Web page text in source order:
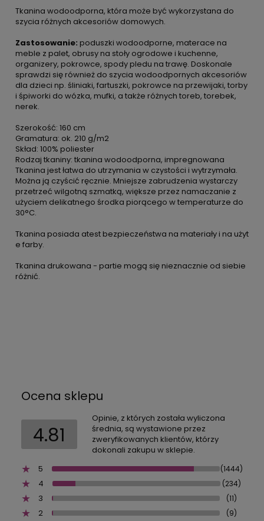
Tkanina wodoodporna, która może być wykorzystana do
szycia różnych akcesoriów domowych.
Zastosowanie: poduszki wodoodporne, materace na
meble z palet, obrusy na stoły ogrodowe i kuchenne,
organizery, pokrowce, spody pledu na trawę. Doskonale
sprawdzi się również do szycia wodoodpornych akcesoriów
dla dzieci np. śliniaki, fartuszki, pokrowce na przewijaki, torby
i śpiworki do wózka, mufki, a także różnych toreb, torebek,
nerek.
Szerokość: 160 cm
Gramatura: ok. 210 g/m2
Skład: 100% poliester
Rodzaj tkaniny: tkanina wodoodporna, impregnowana
Tkanina jest łatwa do utrzymania w czystości i wytrzymała.
Można ją czyścić ręcznie. Mniejsze zabrudzenia wystarczy
przetrzeć wilgotną szmatką, większe przez namaczanie z
użyciem delikatnego środka piorącego w temperaturze do
30°C.
Tkanina posiada atest bezpieczeństwa na materiały i na użyt
e farby.
Tkanina drukowana - partie mogą się nieznacznie od siebie
różnić.
Ocena sklepu
4.81
Opinie, z których została wyliczona
średnia, są wystawione przez
zweryfikowanych klientów, którzy
dokonali zakupu w sklepie.
5
(1444)
4 (234)
3 (11)
2 (9)